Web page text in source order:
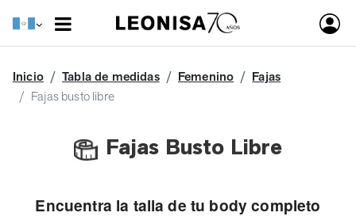
Inicio Tabla de medidas Femenino Fajas
Fajas busto libre
Fajas Busto Libre
Encuentra la talla de tu body completo